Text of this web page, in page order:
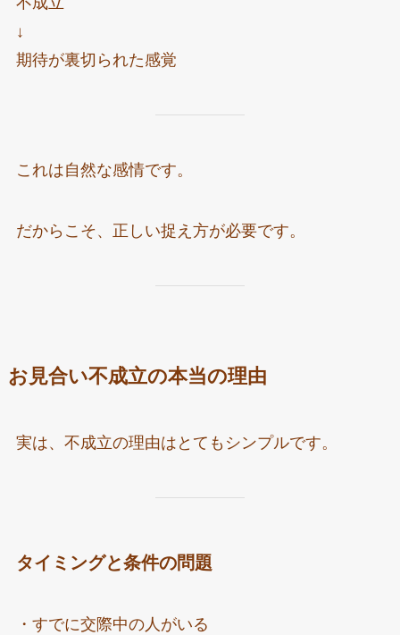
↓
期待が裏切られた感覚
これは自然な感情です。
だからこそ、正しい捉え方が必要です。
お見合い不成立の本当の理由
実は、不成立の理由はとてもシンプルです。
タイミングと条件の問題
・すでに交際中の人がいる